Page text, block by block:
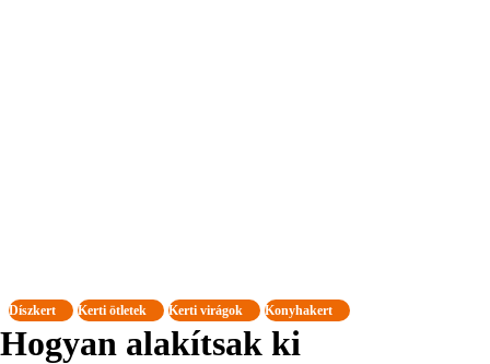
Díszkert Kerti ötletek Kerti virágok Konyhakert
Hogyan alakítsak ki